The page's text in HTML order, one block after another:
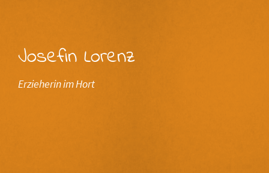
Josefin Lorenz
Erzieherin im Hort